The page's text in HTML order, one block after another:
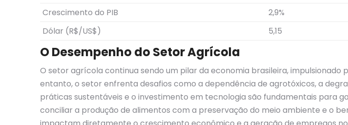
Crescimento do PIB
2,9%
Dólar (R$/US$)
5,15
O Desempenho do Setor Agrícola
O setor agrícola continua sendo um pilar da economia brasileira,
entanto, o setor enfrenta desafios como a dependência de agrotóxicos, a
práticas sustentáveis e o investimento em tecnologia são fundamentais para
conciliar a produção de alimentos com a preservação do meio ambiente e o